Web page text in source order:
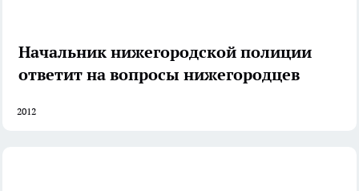
Начальник нижегородской полиции
ответит на вопросы нижегородцев
2012